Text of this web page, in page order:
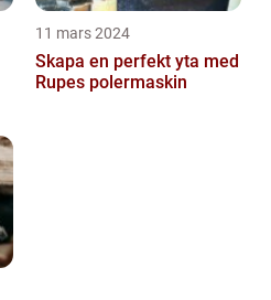
11 mars 2024
Skapa en perfekt yta med
Rupes polermaskin